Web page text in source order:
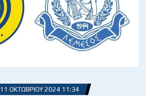
11 ΟΚΤΩΒΡΊΟΥ 2024 11:34